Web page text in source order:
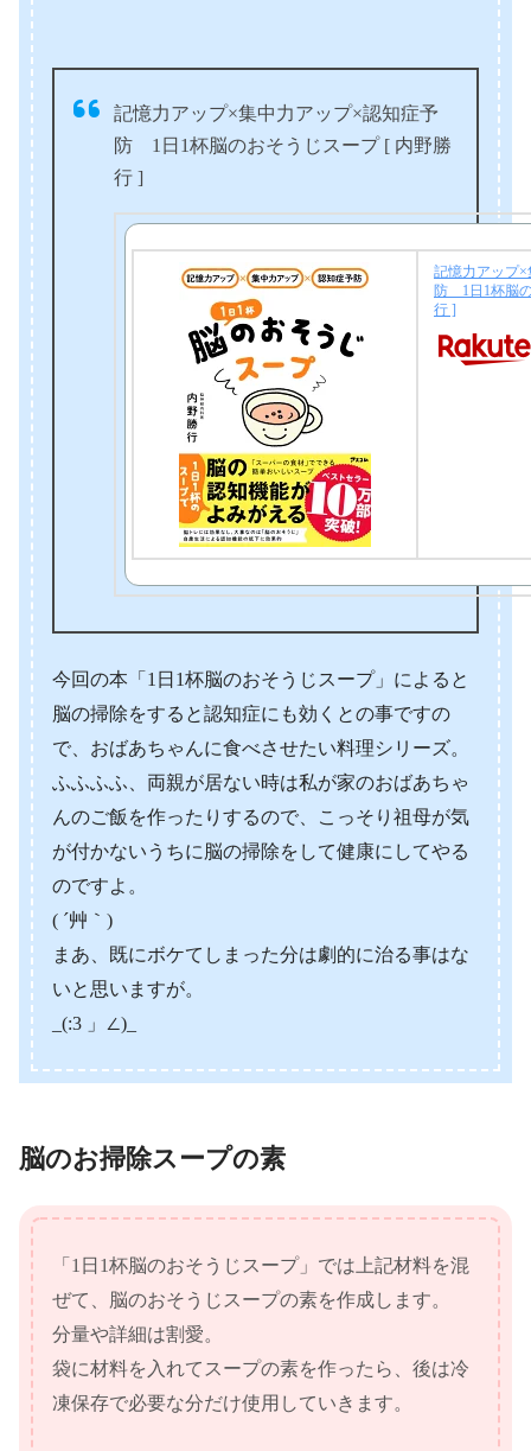
記憶力アップ×集中力アップ×認知症予
防 1日1杯脳のおそうじスープ [ 内野勝
行 ]
記憶力アップ
防 1日1杯脳
行 ]
今回の本「1日1杯脳のおそうじスープ」によると
脳の掃除をすると認知症にも効くとの事ですの
で、おばあちゃんに食べさせたい料理シリーズ。
ふふふふ、両親が居ない時は私が家のおばあちゃ
んのご飯を作ったりするので、こっそり祖母が気
が付かないうちに脳の掃除をして健康にしてやる
のですよ。
( ´艸｀)
まあ、既にボケてしまった分は劇的に治る事はな
いと思いますが。
_(:3 」∠)_
脳のお掃除スープの素
「1日1杯脳のおそうじスープ」では上記材料を混
ぜて、脳のおそうじスープの素を作成します。
分量や詳細は割愛。
袋に材料を入れてスープの素を作ったら、後は冷
凍保存で必要な分だけ使用していきます。